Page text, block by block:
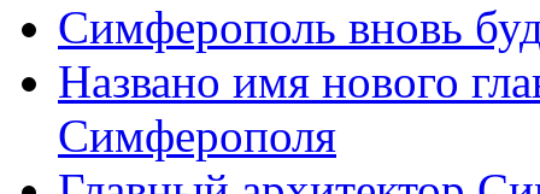
Симферополь вновь
Названо имя нового
Симферополя